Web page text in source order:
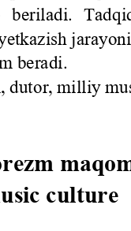
beriladi.
beradi.
dutor, milliy
culture